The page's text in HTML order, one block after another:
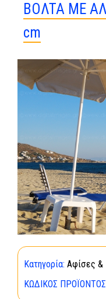
ΒΟΛΤΑ ΜΕ
cm
Κατηγορία: Αφίσες &
ΚΩΔΙΚΌΣ